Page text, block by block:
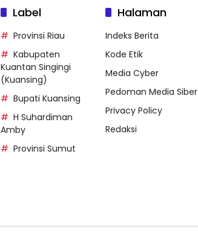
Label
Provinsi Riau
Kabupaten
Kuantan Singingi
(Kuansing)
Bupati Kuansing
H Suhardiman
Amby
Provinsi Sumut
Halaman
Indeks Berita
Kode Etik
Media Cyber
Pedoman Media Siber
Privacy Policy
Redaksi